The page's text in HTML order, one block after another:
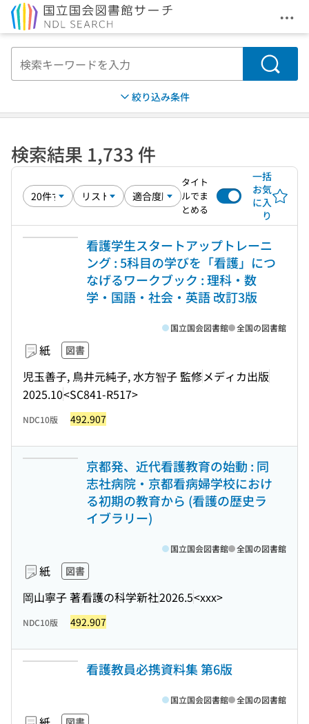
メ
検索
絞り込み条件
検索結果 1,733 件
タイト
ルでま
とめる
一括
お気
に入
り
看護学生スタートアップトレーニ
ング : 5科目の学びを「看護」につ
なげるワークブック : 理科・数
学・国語・社会・英語 改訂3版
紙 図書
児玉善子, 鳥井元純子, 水方智子 監修メディカ出版
2025.10<SC841-R517>
国立国会図書館 全国の図書館
NDC10版 492.907
京都発、近代看護教育の始動 : 同
志社病院・京都看病婦学校におけ
る初期の教育から (看護の歴史ラ
イブラリー)
紙 図書
岡山寧子 著看護の科学新社2026.5<xxx>
国立国会図書館 全国の図書館
NDC10版 492.907
看護教員必携資料集 第6版
国立国会図書館 全国の図書館